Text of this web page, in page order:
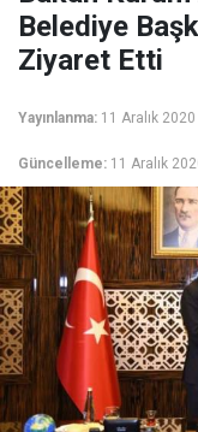
Belediye
Ziyaret Etti
Yayınlanma: 11 Aralık
Güncelleme: 11 Aralık